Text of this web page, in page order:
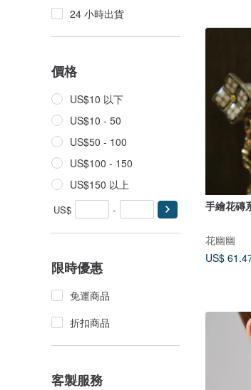
24 小時出貨
價格
US$10 以下
US$10 - 50
US$50 - 100
US$100 - 150
US$150 以上
US$ -
限時優惠
免運商品
折扣商品
客製服務
手繪花磚
花幽幽
US$